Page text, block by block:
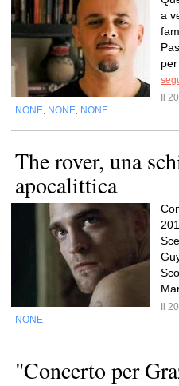
a
Il
NONE NONE NONE
The rover, una
apocalittica
Il
NONE
"Concerto per